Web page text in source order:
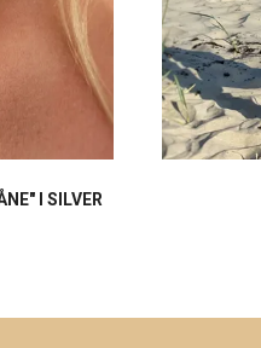
I SILVER